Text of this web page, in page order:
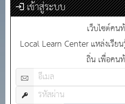
เข้าสู่ระบบ
เว็บไซต์คน
Local Learn Center แหล่งเรีย
ถิ่น เพื่อคน